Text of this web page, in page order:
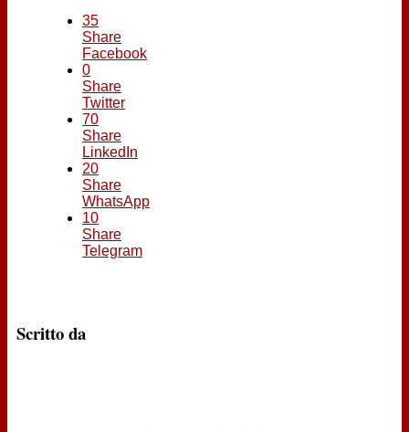
35
Share
Facebook
0
Share
Twitter
70
Share
LinkedIn
20
Share
WhatsApp
10
Share
Telegram
Scritto da